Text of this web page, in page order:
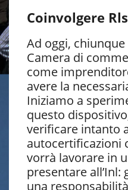
Coinvolgere
Ad oggi,
Camera di
come
avere la
Iniziamo a
questo
verificare intanto
autocertificazioni
vorrà lavorare in
presentare all’Inl:
una